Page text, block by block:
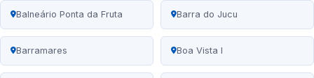
Balneário Ponta da Fruta Barra do Jucu
Barramares Boa Vista I